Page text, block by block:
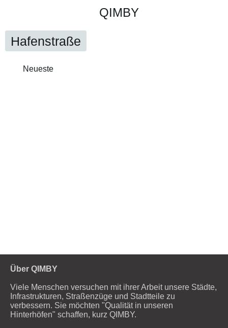
QIMBY
Hafenstraße
Neueste
Über QIMBY
Viele Menschen versuchen mit ihrer Arbeit unsere Städte,
Infrastrukturen, Straßenzüge und Stadtteile zu
verbessern. Sie möchten "Qualität in unseren
Hinterhöfen" schaffen, kurz QIMBY.